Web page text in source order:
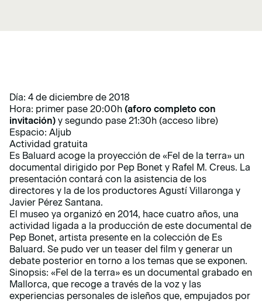
Día: 4 de diciembre de 2018
Hora: primer pase 20:00h (aforo completo con
invitación) y segundo pase 21:30h (acceso libre)
Espacio: Aljub
Actividad gratuita
Es Baluard acoge la proyección de «Fel de la terra» un
documental dirigido por Pep Bonet y Rafel M. Creus. La
presentación contará con la asistencia de los
directores y la de los productores Agustí Villaronga y
Javier Pérez Santana.
El museo ya organizó en 2014, hace cuatro años, una
actividad ligada a la producción de este documental de
Pep Bonet, artista presente en la colección de Es
Baluard. Se pudo ver un teaser del film y generar un
debate posterior en torno a los temas que se exponen.
Sinopsis: «Fel de la terra» es un documental grabado en
Mallorca, que recoge a través de la voz y las
experiencias personales de isleños que, empujados por